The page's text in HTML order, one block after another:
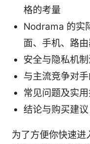
格的考量
Nodrama 的实
面、手机、路由
安全与隐私机
与主流竞争对
常见问题及实
结论与购买建议
为了方便你快速进